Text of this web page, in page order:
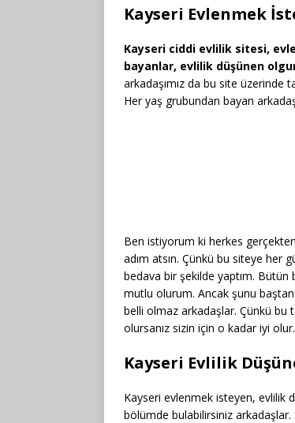
Kayseri Evlenmek
Kayseri ciddi evlilik sitesi,
bayanlar, evlilik düşünen
arkadaşımız da bu site üzerinde
Her yaş grubundan bayan
Ben istiyorum ki herkes
adım atsın. Çünkü bu siteye her
bedava bir şekilde yaptım. Bütün
mutlu olurum. Ancak şunu
belli olmaz arkadaşlar. Çünkü bu
olursanız sizin için o kadar iyi olur.
Kayseri Evlilik
Kayseri evlenmek isteyen, evlilik
bölümde bulabilirsiniz arkadaşlar.